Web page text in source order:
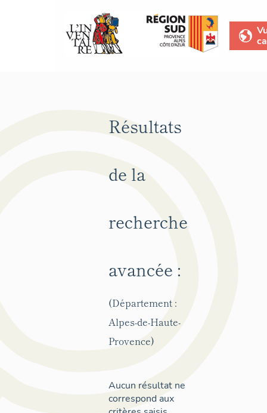
Résultats
de la
recherche
avancée :
(Département :
Alpes-de-Haute-
Provence)
Aucun résultat ne
correspond aux